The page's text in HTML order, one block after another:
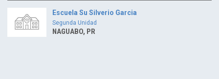
Escuela Su Silverio Garcia
Segunda Unidad
NAGUABO, PR